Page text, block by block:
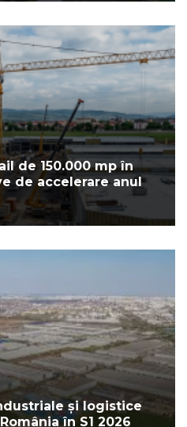
de 150.000 mp în
de accelerare anul
și logistice
în S1 2026